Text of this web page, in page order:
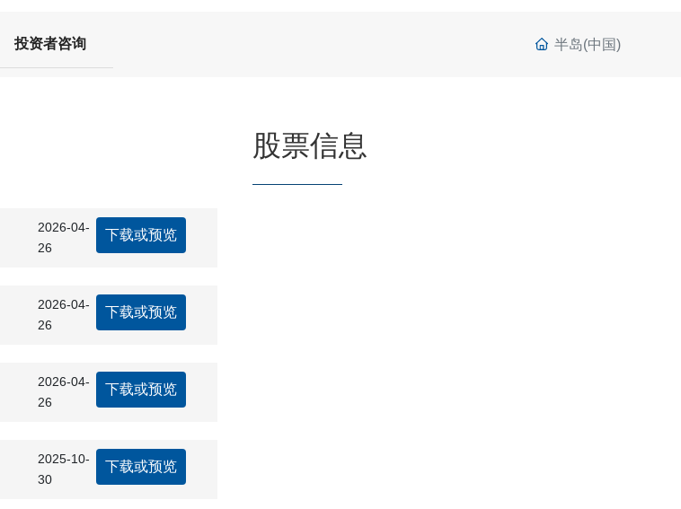
投资者咨询 半岛(中国)
2026-04-
26
下载或预览
2026-04-
26
下载或预览
2026-04-
26
下载或预览
2025-10-
30
下载或预览
股票信息